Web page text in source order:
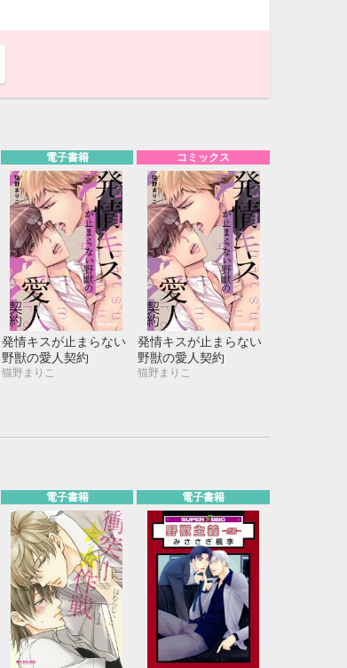
電子書籍
発情キスが止まらない
野獣の愛人契約
猫野まりこ
コミックス
発情キスが止まらない
野獣の愛人契約
猫野まりこ
電子書籍 電子書籍
THU FRI SAT
1 2
3
8 9
10
15 16
17
22 23
24
29 30 31